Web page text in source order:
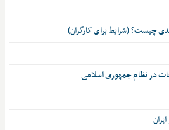
چیست؟ (شرایط برای کارگران)
در نظام جمهوری اسلامی